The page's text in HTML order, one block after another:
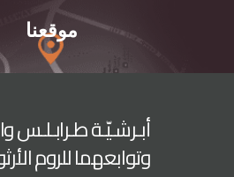
موقعنا
أبـرشـيّـة طـرابـلـس
وتوابعهما للروم